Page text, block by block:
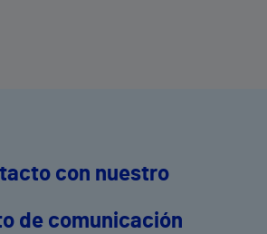
con nuestro
de comunicación